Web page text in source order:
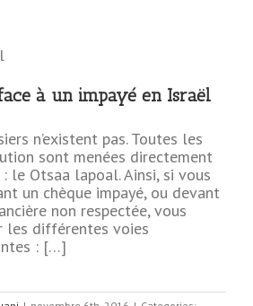
à un impayé en Israël
n’existent pas. Toutes les
sont menées directement
le Otsaa lapoal. Ainsi, si vous
un chèque impayé, ou devant
non respectée, vous
les différentes voies
: […]